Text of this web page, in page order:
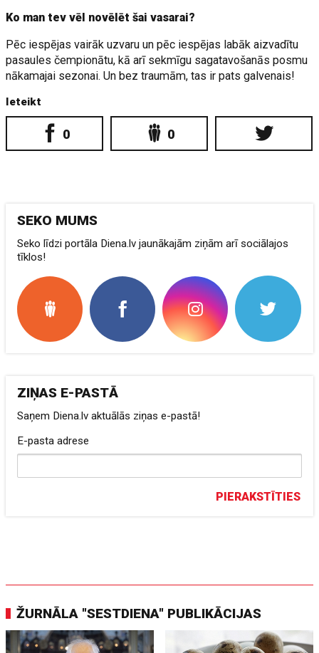
Ko man tev vēl novēlēt šai vasarai?
Pēc iespējas vairāk uzvaru un pēc iespējas labāk aizvadītu
pasaules čempionātu, kā arī sekmīgu sagatavošanās posmu
nākamajai sezonai. Un bez traumām, tas ir pats galvenais!
Ieteikt
0 0
SEKO MUMS
Seko līdzi portāla Diena.lv jaunākajām ziņām arī sociālajos
tīklos!
ZIŅAS E-PASTĀ
Saņem Diena.lv aktuālās ziņas e-pastā!
E-pasta adrese
PIERAKSTĪTIES
ŽURNĀLA "SESTDIENA" PUBLIKĀCIJAS